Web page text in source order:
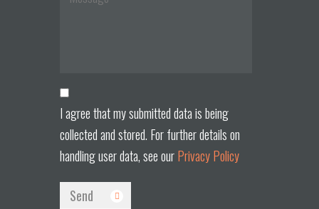
I agree that my submitted data is being
collected and stored. For further details on
handling user data, see ourPrivacy Policy
Send